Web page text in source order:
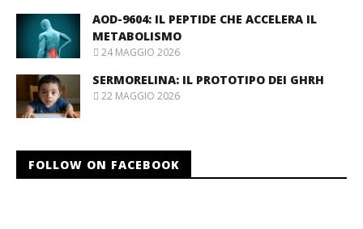
AOD-9604: IL PEPTIDE CHE ACCELERA IL
METABOLISMO
24 MAGGIO 2026
SERMORELINA: IL PROTOTIPO DEI GHRH
22 MAGGIO 2026
FOLLOW ON FACEBOOK